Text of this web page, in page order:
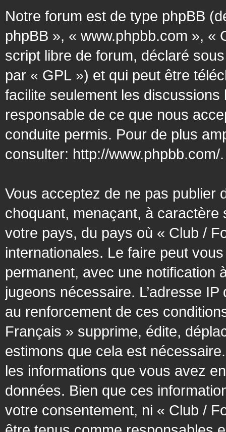
Notre forum est de type phpBB
phpBB », « www.phpbb.com », «
script libre de forum, déclaré
par « GPL ») et qui peut être
facilite seulement les
responsable de ce que nous
conduite permis. Pour de plus
consulter: http://www.phpbb.com/.
Vous acceptez de ne pas publier
choquant, menaçant, à
votre pays, du pays où « Club /
internationales. Le faire peut
permanent, avec une notification
jugeons nécessaire. L’adresse
au renforcement de ces
Français » supprime, édite,
estimons que cela est
les informations que vous avez
données. Bien que ces
votre consentement, ni « Club /